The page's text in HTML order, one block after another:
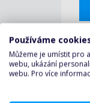
Používáme
Můžeme je umístit pro
webu, ukázání
webu. Pro více